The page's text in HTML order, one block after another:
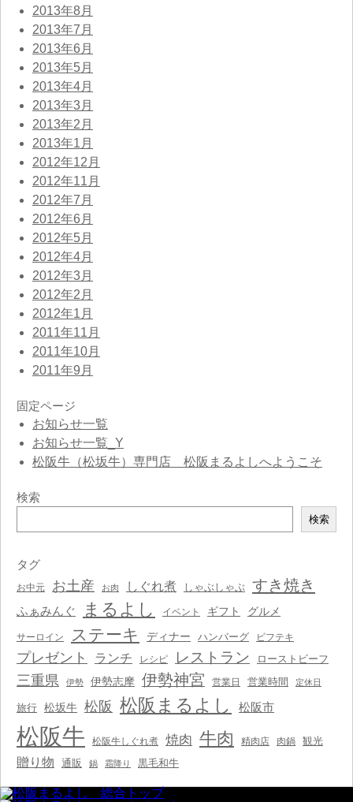
2013年8月
2013年7月
2013年6月
2013年5月
2013年4月
2013年3月
2013年2月
2013年1月
2012年12月
2012年11月
2012年7月
2012年6月
2012年5月
2012年4月
2012年3月
2012年2月
2012年1月
2011年11月
2011年10月
2011年9月
固定ページ
お知らせ一覧
お知らせ一覧_Y
松阪牛（松坂牛）専門店 松阪まるよしへようこそ
検索
索
検索
タグ
お中元 お土産 お肉 しぐれ煮 しゃぶしゃぶ すき焼き
ふぁみんぐ まるよし イベント ギフト グルメ
サーロイン ステーキ ディナー ハンバーグ ビフテキ
プレゼント ランチ レシピ レストラン ローストビーフ
三重県 伊勢 伊勢志摩 伊勢神宮 営業日 営業時間 定休日
旅行 松坂牛 松阪 松阪まるよし 松阪市
松阪牛 松阪牛しぐれ煮 焼肉 牛肉 精肉店 肉鍋 観光
贈り物 通販 鍋 霜降り 黒毛和牛